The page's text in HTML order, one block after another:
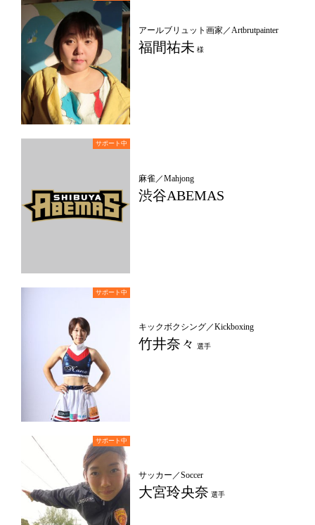
アールブリュット画家／Artbrutpainter
福間祐未 様
麻雀／Mahjong
渋谷ABEMAS
キックボクシング／Kickboxing
竹井奈々 選手
サッカー／Soccer
大宮玲央奈 選手